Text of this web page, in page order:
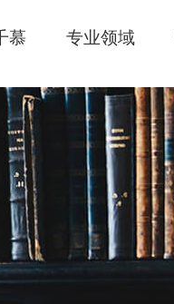
慕 专业领域